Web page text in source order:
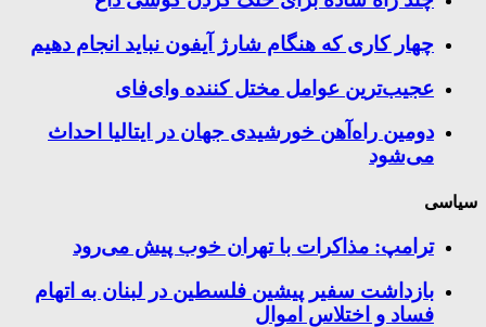
چهار کاری که هنگام شارژ آیفون نباید انجام دهیم
عجیب‌ترین عوامل مختل کننده وای‌فای
دومین راه‌آهن خورشیدی جهان در ایتالیا احداث
می‌شود
سیاسی
ترامپ: مذاکرات با تهران خوب پیش می‌رود
بازداشت سفیر پیشین فلسطین در لبنان به اتهام
فساد و اختلاس اموال